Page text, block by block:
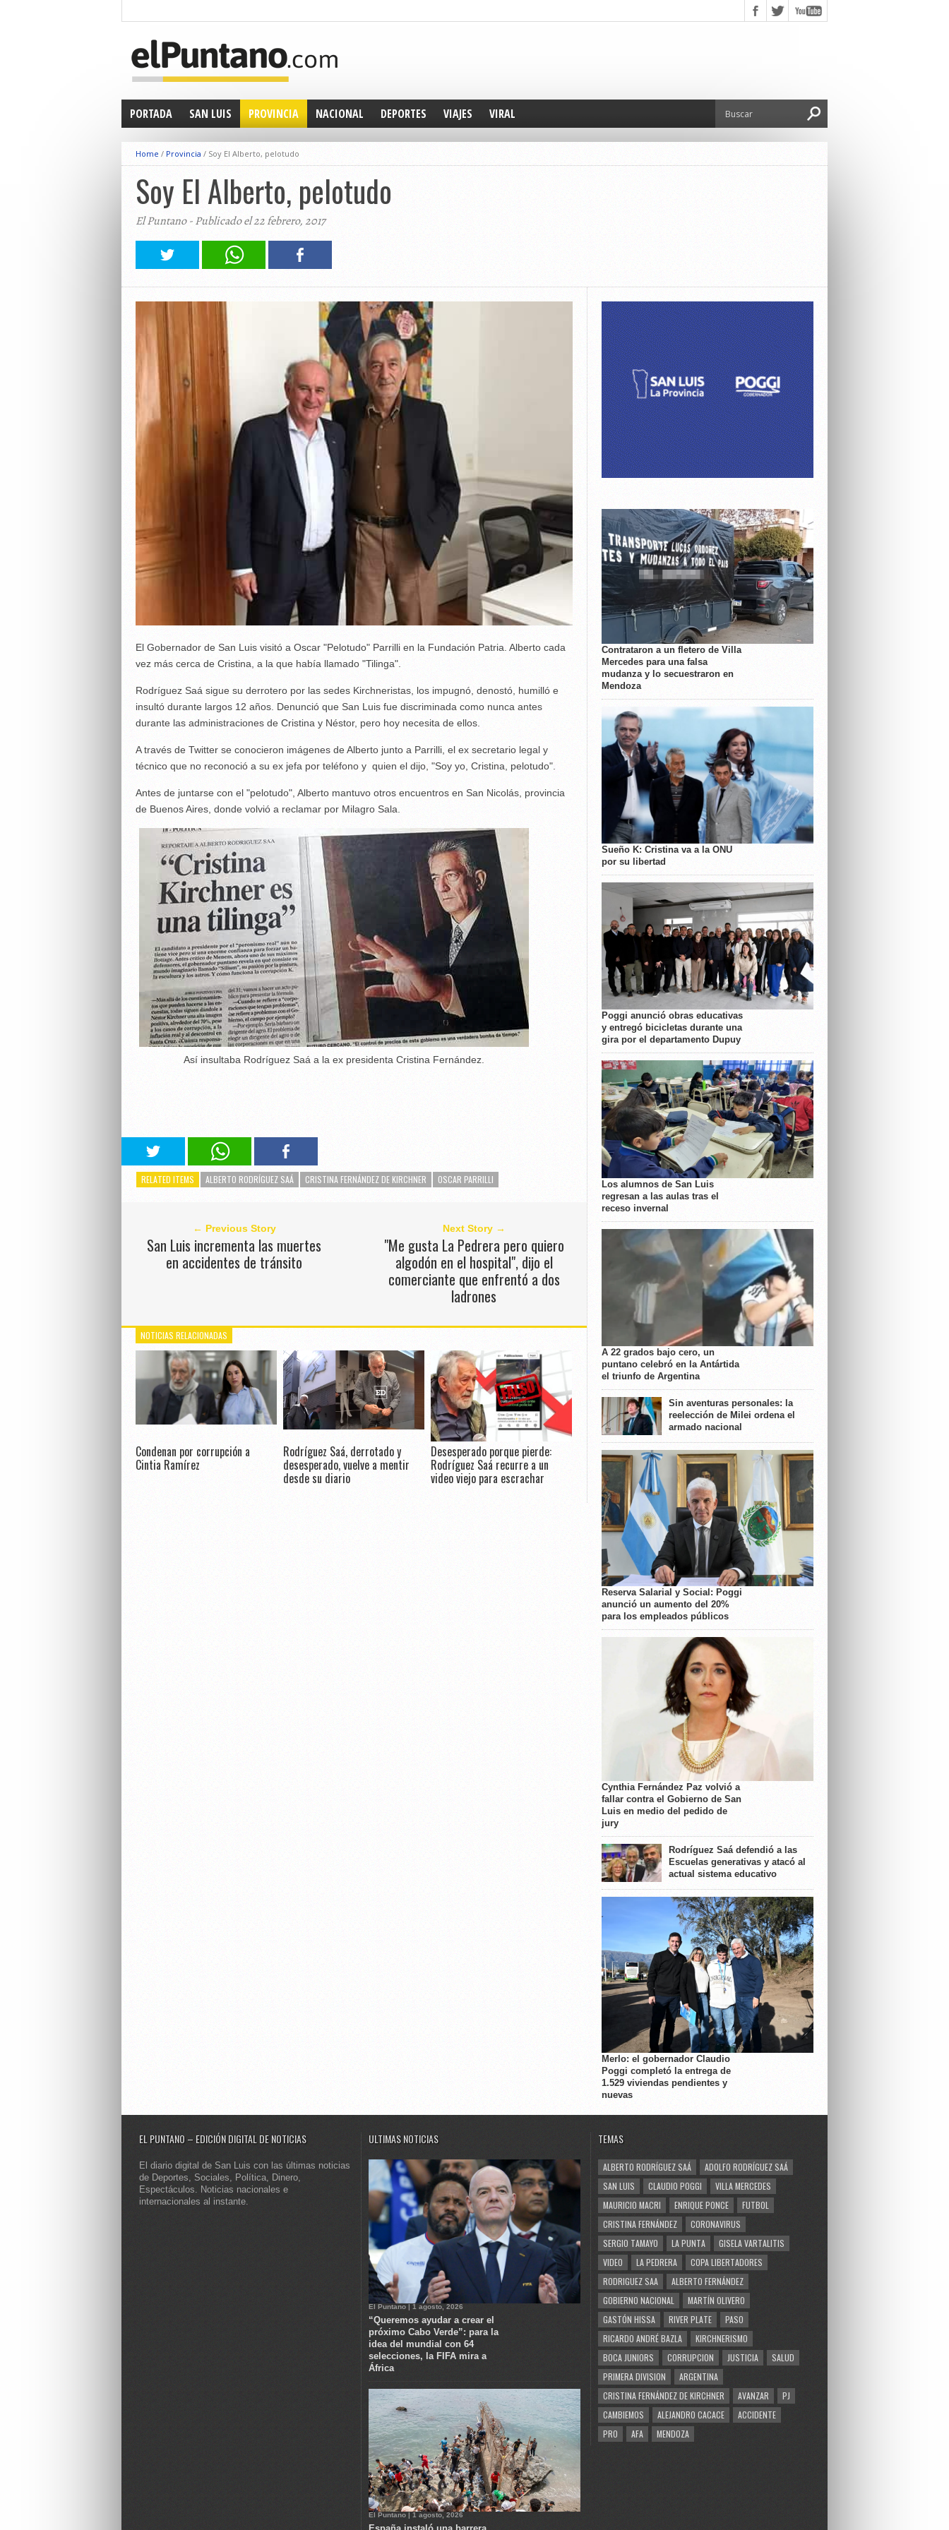
PORTADA SAN LUIS PROVINCIA NACIONAL DEPORTES VIAJES VIRAL
Home / Provincia / Soy El Alberto, pelotudo
Soy El Alberto, pelotudo
El Puntano - Publicado el 22 febrero, 2017
El Gobernador de San Luis visitó a Oscar "Pelotudo" Parrilli en la Fundación Patria. Alberto cada
vez más cerca de Cristina, a la que había llamado "Tilinga".
Rodríguez Saá sigue su derrotero por las sedes Kirchneristas, los impugnó, denostó, humilló e
insultó durante largos 12 años. Denunció que San Luis fue discriminada como nunca antes
durante las administraciones de Cristina y Néstor, pero hoy necesita de ellos.
A través de Twitter se conocieron imágenes de Alberto junto a Parrilli, el ex secretario legal y
técnico que no reconoció a su ex jefa por teléfono y quien el dijo, "Soy yo, Cristina, pelotudo".
Antes de juntarse con el "pelotudo", Alberto mantuvo otros encuentros en San Nicolás, provincia
de Buenos Aires, donde volvió a reclamar por Milagro Sala.
Así insultaba Rodríguez Saá a la ex presidenta Cristina Fernández.
RELATED ITEMS ALBERTO RODRÍGUEZ SAÁ CRISTINA FERNÁNDEZ DE KIRCHNER OSCAR PARRILLI
← Previous Story
San Luis incrementa las muertes
en accidentes de tránsito
Next Story →
"Me gusta La Pedrera pero quiero
algodón en el hospital", dijo el
comerciante que enfrentó a dos
ladrones
NOTICIAS RELACIONADAS
Condenan por corrupción a
Cintia Ramírez
Rodríguez Saá, derrotado y
desesperado, vuelve a mentir
desde su diario
Desesperado porque pierde:
Rodríguez Saá recurre a un
video viejo para escrachar
Contrataron a un fletero de Villa
Mercedes para una falsa
mudanza y lo secuestraron en
Mendoza
Sueño K: Cristina va a la ONU
por su libertad
Poggi anunció obras educativas
y entregó bicicletas durante una
gira por el departamento Dupuy
Los alumnos de San Luis
regresan a las aulas tras el
receso invernal
A 22 grados bajo cero, un
puntano celebró en la Antártida
el triunfo de Argentina
Sin aventuras personales: la
reelección de Milei ordena el
armado nacional
Reserva Salarial y Social: Poggi
anunció un aumento del 20%
para los empleados públicos
Cynthia Fernández Paz volvió a
fallar contra el Gobierno de San
Luis en medio del pedido de
jury
Rodríguez Saá defendió a las
Escuelas generativas y atacó al
actual sistema educativo
Merlo: el gobernador Claudio
Poggi completó la entrega de
1.529 viviendas pendientes y
nuevas
EL PUNTANO – EDICIÓN DIGITAL DE NOTICIAS
El diario digital de San Luis con las últimas noticias
de Deportes, Sociales, Política, Dinero,
Espectáculos. Noticias nacionales e
internacionales al instante.
ULTIMAS NOTICIAS
El Puntano | 1 agosto, 2026
“Queremos ayudar a crear el
próximo Cabo Verde”: para la
idea del mundial con 64
selecciones, la FIFA mira a
África
El Puntano | 1 agosto, 2026
TEMAS
ALBERTO RODRÍGUEZ SAÁ
ADOLFO RODRÍGUEZ SAÁ
SAN LUIS
CLAUDIO POGGI
VILLA MERCEDES
MAURICIO MACRI
ENRIQUE PONCE
FUTBOL
CRISTINA FERNÁNDEZ
CORONAVIRUS
SERGIO TAMAYO
LA PUNTA
GISELA VARTALITIS
VIDEO
LA PEDRERA
COPA LIBERTADORES
RODRIGUEZ SAA
ALBERTO FERNÁNDEZ
GOBIERNO NACIONAL
MARTÍN OLIVERO
GASTÓN HISSA
RIVER PLATE
PASO
RICARDO ANDRÉ BAZLA
KIRCHNERISMO
BOCA JUNIORS
CORRUPCION JUSTICIA
SALUD
PRIMERA DIVISION
ARGENTINA
CRISTINA FERNÁNDEZ DE KIRCHNER
AVANZAR
PJ
CAMBIEMOS
ALEJANDRO CACACE
ACCIDENTE
PRO
AFA MENDOZA